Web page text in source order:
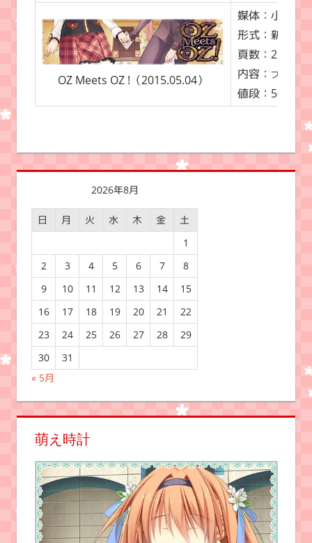
OZ Meets OZ !（2015.05.04）
媒体：小説
形式：新書版
頁数：268 ペ
内容： ファンタ
値段：500 円
2026年8月
日 月 火 水 木 金
土
1
2
3 4 5 6 7
8
9
10 11 12 13 14
15
16
17 18 19 20 21
22
23
24 25 26 27 28
29
30
31
« 5月
萌え時計